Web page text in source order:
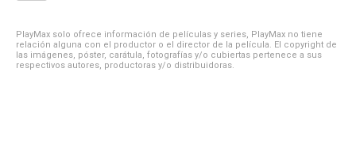
PlayMax solo ofrece información de películas y series, PlayMax no tiene
relación alguna con el productor o el director de la película. El copyright de
las imágenes, póster, carátula, fotografías y/o cubiertas pertenece a sus
respectivos autores, productoras y/o distribuidoras.